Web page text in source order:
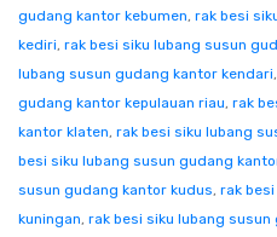
gudang kantor kebumen, rak besi
kediri, rak besi siku lubang susun
lubang susun gudang kantor kendari,
gudang kantor kepulauan riau, rak
kantor klaten, rak besi siku lubang
besi siku lubang susun gudang
susun gudang kantor kudus, rak
kuningan, rak besi siku lubang